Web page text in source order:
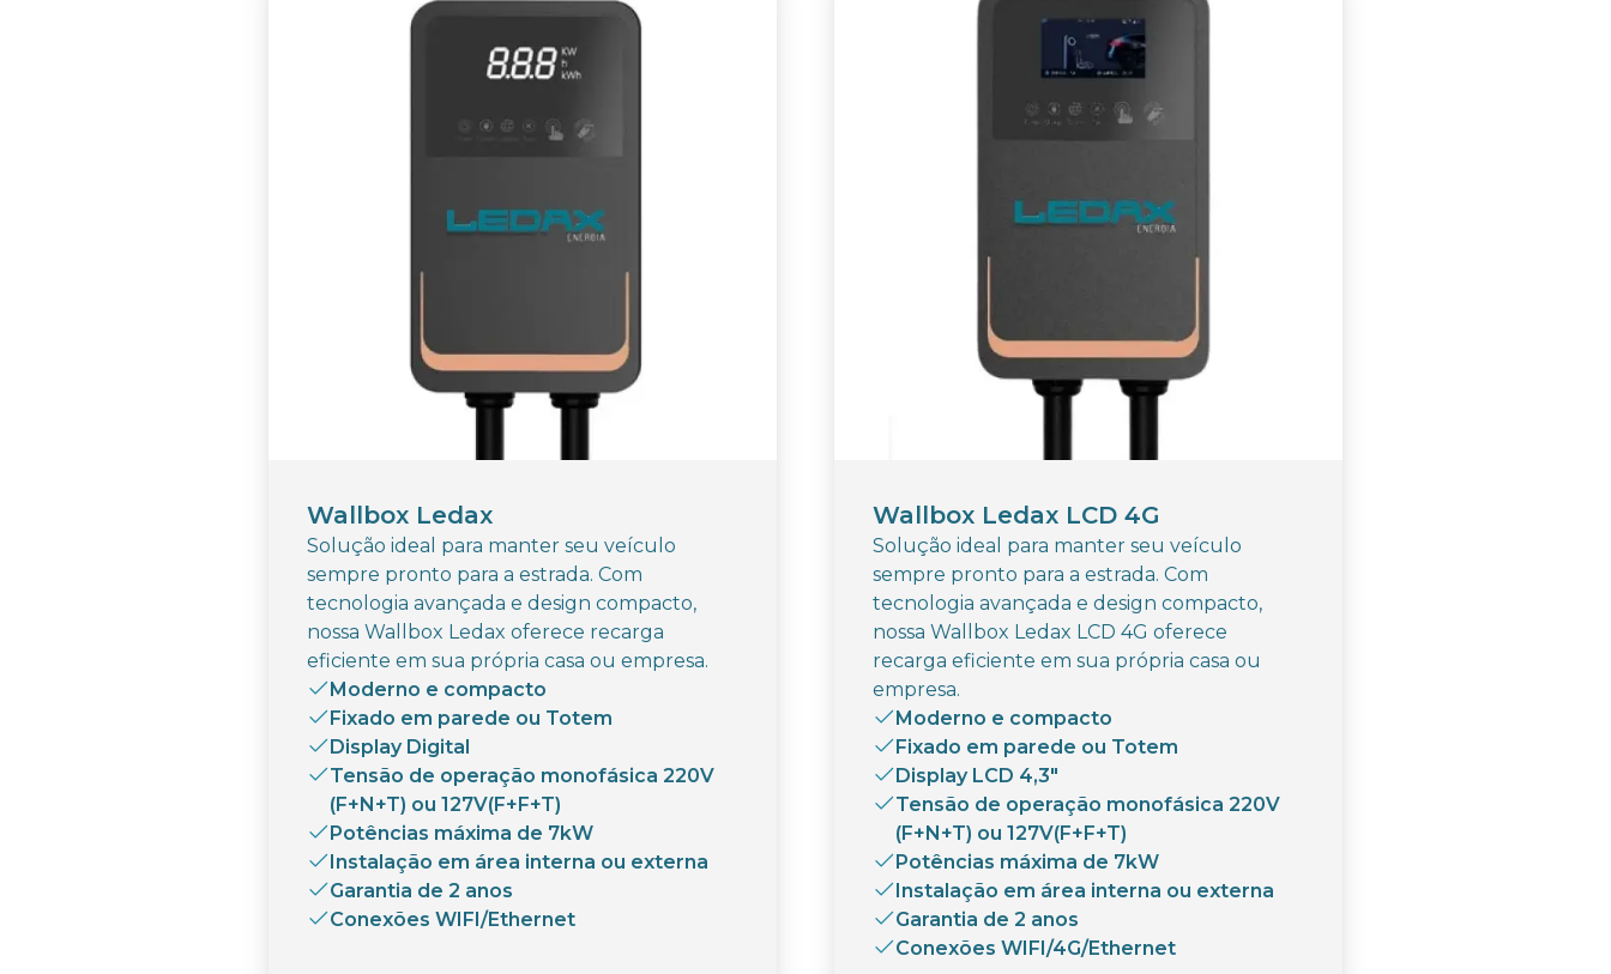
Wallbox Ledax
Solução ideal para manter seu veículo
sempre pronto para a estrada. Com
tecnologia avançada e design compacto,
nossa Wallbox Ledax oferece recarga
eficiente em sua própria casa ou empresa.
Moderno e compacto
Fixado em parede ou Totem
Display Digital
Tensão de operação monofásica 220V
(F+N+T) ou 127V(F+F+T)
Potências máxima de 7kW
Instalação em área interna ou externa
Garantia de 2 anos
Conexões WIFI/Ethernet
Wallbox Ledax LCD 4G
Solução ideal para manter seu veículo
sempre pronto para a estrada. Com
tecnologia avançada e design compacto,
nossa Wallbox Ledax LCD 4G oferece
recarga eficiente em sua própria casa ou
empresa.
Moderno e compacto
Fixado em parede ou Totem
Display LCD 4,3"
Tensão de operação monofásica 220V
(F+N+T) ou 127V(F+F+T)
Potências máxima de 7kW
Instalação em área interna ou externa
Garantia de 2 anos
Conexões WIFI/4G/Ethernet